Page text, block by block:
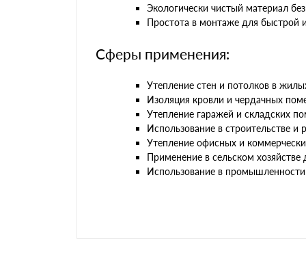
Экологически чистый материал
Простота в монтаже для быстрой
Сферы применения:
Утепление стен и потолков в
Изоляция кровли и чердачных
Утепление гаражей и складских
Использование в строительстве
Утепление офисных и
Применение в сельском
Использование в